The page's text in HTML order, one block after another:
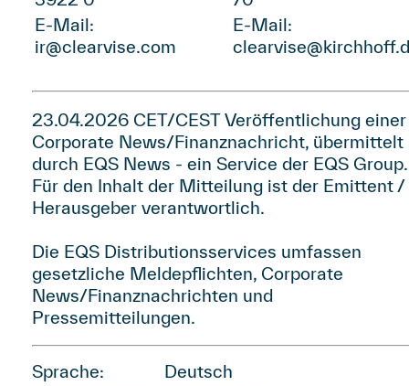
E-Mail:
ir@clearvise.com
E-Mail:
23.04.2026 CET/CEST Veröffentlichung einer
Corporate News/Finanznachricht, übermittelt
durch EQS News - ein Service der EQS Group.
Für den Inhalt der Mitteilung ist der Emittent /
Herausgeber verantwortlich.
Die EQS Distributionsservices umfassen
gesetzliche Meldepflichten, Corporate
News/Finanznachrichten und
Pressemitteilungen.
Sprache:
Deutsch